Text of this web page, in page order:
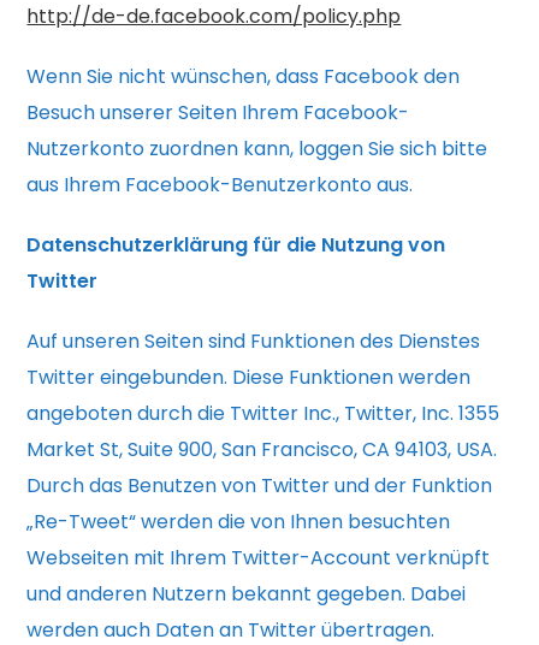
http://de-de.facebook.com/policy.php
Wenn Sie nicht wünschen, dass Facebook den
Besuch unserer Seiten Ihrem Facebook-
Nutzerkonto zuordnen kann, loggen Sie sich bitte
aus Ihrem Facebook-Benutzerkonto aus.
Datenschutzerklärung für die Nutzung von
Twitter
Auf unseren Seiten sind Funktionen des Dienstes
Twitter eingebunden. Diese Funktionen werden
angeboten durch die Twitter Inc., Twitter, Inc. 1355
Market St, Suite 900, San Francisco, CA 94103, USA.
Durch das Benutzen von Twitter und der Funktion
„Re-Tweet“ werden die von Ihnen besuchten
Webseiten mit Ihrem Twitter-Account verknüpft
und anderen Nutzern bekannt gegeben. Dabei
werden auch Daten an Twitter übertragen.